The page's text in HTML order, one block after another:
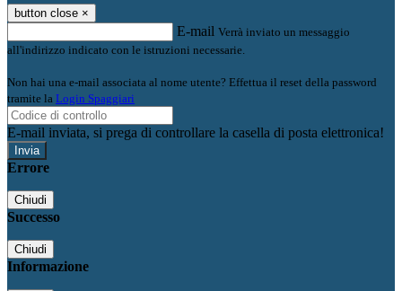
button close ×
E-mail Verrà inviato un messaggio
all'indirizzo indicato con le istruzioni necessarie.
Non hai una e-mail associata al nome utente? Effettua il reset della password
tramite la Login Spaggiari
E-mail inviata, si prega di controllare la casella di posta elettronica!
Errore
Chiudi
Successo
Chiudi
Informazione